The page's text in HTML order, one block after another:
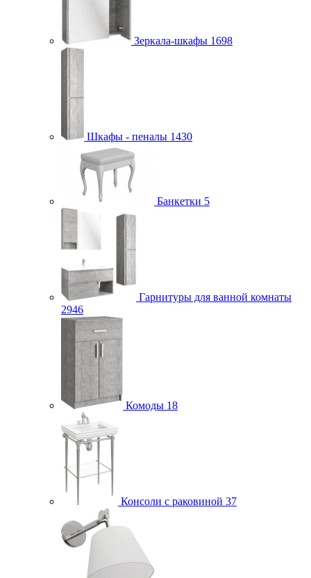
Зеркала-шкафы 1698
Шкафы - пеналы 1430
Банкетки 5
Гарнитуры для ванной комнаты
2946
Комоды 18
Консоли с раковиной 37